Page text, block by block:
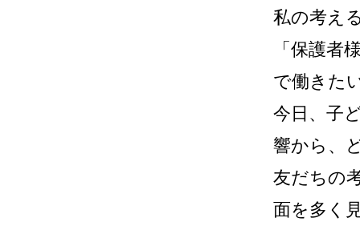
私の考え
「保護者
で働きた
今日、子
響から、
友だちの
面を多く